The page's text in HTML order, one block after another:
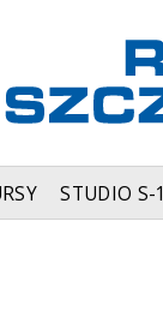
STUDIO S-1